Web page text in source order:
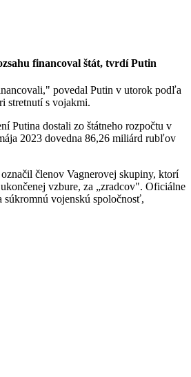
financoval štát, tvrdí Putin
povedal Putin v utorok podľa
stretnutí s vojakmi.
Putina dostali zo štátneho rozpočtu v
2023 dovedna 86,26 miliárd rubľov
členov Vagnerovej skupiny, ktorí
vzbure, za „zradcov". Oficiálne
súkromnú vojenskú spoločnosť,